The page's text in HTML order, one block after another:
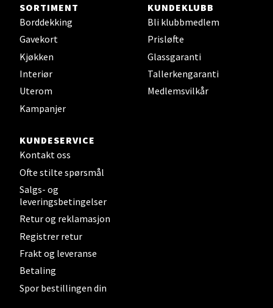
SORTIMENT
Borddekking
Gavekort
Kjøkken
Interiør
Uterom
Kampanjer
KUNDEKLUBB
Bli klubbmedlem
Prisløfte
Glassgaranti
Tallerkengaranti
Medlemsvilkår
KUNDESERVICE
Kontakt oss
Ofte stilte spørsmål
Salgs- og
leveringsbetingelser
Retur og reklamasjon
Registrer retur
Frakt og leveranse
Betaling
Spor bestillingen din
0 i butikk
Sunndalsøra - Alti Sunndal
Åpent i dag 10-19
Jessheim - Thon Senter Jessheim
Storgata 6, 2050 Jessheim